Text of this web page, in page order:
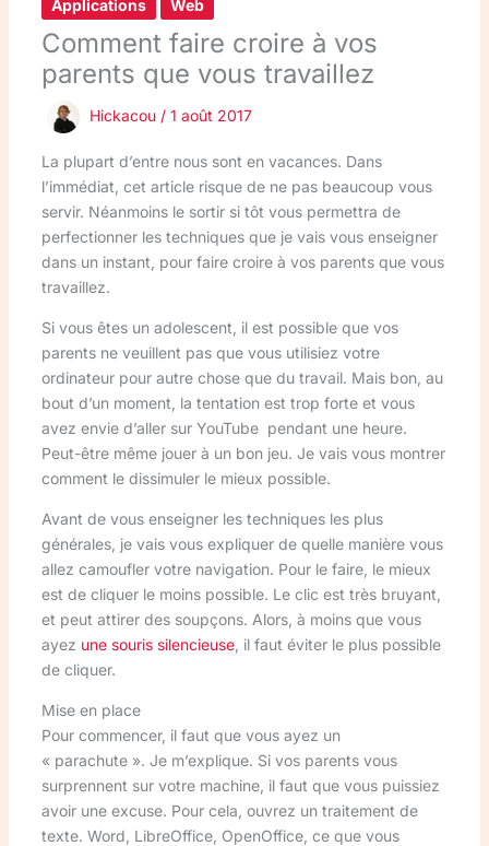
Applications Web
Comment faire croire à vos
parents que vous travaillez
Hickacou / 1 août 2017
La plupart d’entre nous sont en vacances. Dans
l’immédiat, cet article risque de ne pas beaucoup vous
servir. Néanmoins le sortir si tôt vous permettra de
perfectionner les techniques que je vais vous enseigner
dans un instant, pour faire croire à vos parents que vous
travaillez.
Si vous êtes un adolescent, il est possible que vos
parents ne veuillent pas que vous utilisiez votre
ordinateur pour autre chose que du travail. Mais bon, au
bout d’un moment, la tentation est trop forte et vous
avez envie d’aller sur YouTube pendant une heure.
Peut-être même jouer à un bon jeu. Je vais vous montrer
comment le dissimuler le mieux possible.
Avant de vous enseigner les techniques les plus
générales, je vais vous expliquer de quelle manière vous
allez camoufler votre navigation. Pour le faire, le mieux
est de cliquer le moins possible. Le clic est très bruyant,
et peut attirer des soupçons. Alors, à moins que vous
ayez une souris silencieuse, il faut éviter le plus possible
de cliquer.
Mise en place
Pour commencer, il faut que vous ayez un
« parachute ». Je m’explique. Si vos parents vous
surprennent sur votre machine, il faut que vous puissiez
avoir une excuse. Pour cela, ouvrez un traitement de
texte. Word, LibreOffice, OpenOffice, ce que vous